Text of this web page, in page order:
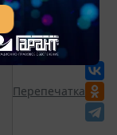
Перепечатка